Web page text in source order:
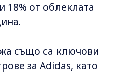
18% от облеклата
също са ключови
за Adidas, като